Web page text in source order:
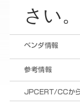
さい。